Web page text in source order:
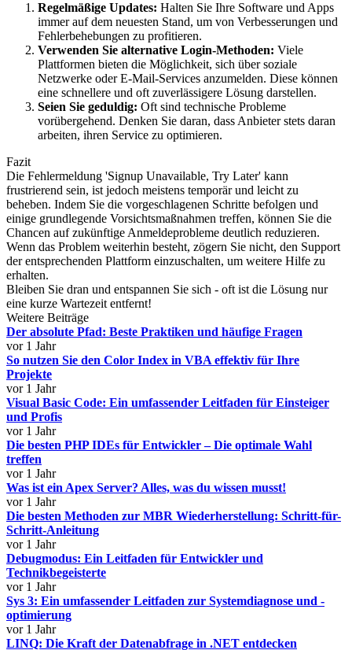
Regelmäßige Updates: Halten Sie Ihre Software und Apps
immer auf dem neuesten Stand, um von Verbesserungen und
Fehlerbehebungen zu profitieren.
Verwenden Sie alternative Login-Methoden: Viele
Plattformen bieten die Möglichkeit, sich über soziale
Netzwerke oder E-Mail-Services anzumelden. Diese können
eine schnellere und oft zuverlässigere Lösung darstellen.
Seien Sie geduldig: Oft sind technische Probleme
vorübergehend. Denken Sie daran, dass Anbieter stets daran
arbeiten, ihren Service zu optimieren.
Fazit
Die Fehlermeldung 'Signup Unavailable, Try Later' kann
frustrierend sein, ist jedoch meistens temporär und leicht zu
beheben. Indem Sie die vorgeschlagenen Schritte befolgen und
einige grundlegende Vorsichtsmaßnahmen treffen, können Sie die
Chancen auf zukünftige Anmeldeprobleme deutlich reduzieren.
Wenn das Problem weiterhin besteht, zögern Sie nicht, den Support
der entsprechenden Plattform einzuschalten, um weitere Hilfe zu
erhalten.
Bleiben Sie dran und entspannen Sie sich - oft ist die Lösung nur
eine kurze Wartezeit entfernt!
Weitere Beiträge
Der absolute Pfad: Beste Praktiken und häufige Fragen
vor 1 Jahr
So nutzen Sie den Color Index in VBA effektiv für Ihre
Projekte
vor 1 Jahr
Visual Basic Code: Ein umfassender Leitfaden für Einsteiger
und Profis
vor 1 Jahr
Die besten PHP IDEs für Entwickler – Die optimale Wahl
treffen
vor 1 Jahr
Was ist ein Apex Server? Alles, was du wissen musst!
vor 1 Jahr
Die besten Methoden zur MBR Wiederherstellung: Schritt-für-
Schritt-Anleitung
vor 1 Jahr
Debugmodus: Ein Leitfaden für Entwickler und
Technikbegeisterte
vor 1 Jahr
Sys 3: Ein umfassender Leitfaden zur Systemdiagnose und -
optimierung
vor 1 Jahr
LINQ: Die Kraft der Datenabfrage in .NET entdecken